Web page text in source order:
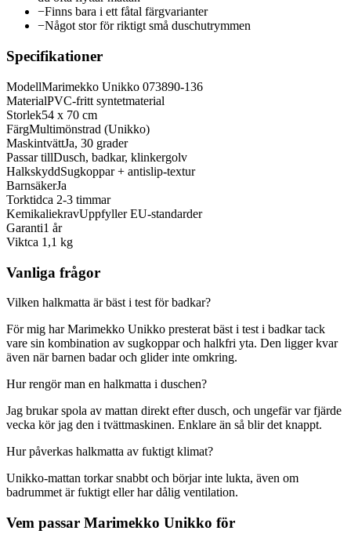
−Finns bara i ett fåtal färgvarianter
−Något stor för riktigt små duschutrymmen
Specifikationer
ModellMarimekko Unikko 073890-136
MaterialPVC-fritt syntetmaterial
Storlek54 x 70 cm
FärgMultimönstrad (Unikko)
MaskintvättJa, 30 grader
Passar tillDusch, badkar, klinkergolv
HalkskyddSugkoppar + antislip-textur
BarnsäkerJa
Torktidca 2-3 timmar
KemikaliekravUppfyller EU-standarder
Garanti1 år
Viktca 1,1 kg
Vanliga frågor
Vilken halkmatta är bäst i test för badkar?
För mig har Marimekko Unikko presterat bäst i test i badkar tack
vare sin kombination av sugkoppar och halkfri yta. Den ligger kvar
även när barnen badar och glider inte omkring.
Hur rengör man en halkmatta i duschen?
Jag brukar spola av mattan direkt efter dusch, och ungefär var fjärde
vecka kör jag den i tvättmaskinen. Enklare än så blir det knappt.
Hur påverkas halkmatta av fuktigt klimat?
Unikko-mattan torkar snabbt och börjar inte lukta, även om
badrummet är fuktigt eller har dålig ventilation.
Vem passar Marimekko Unikko för